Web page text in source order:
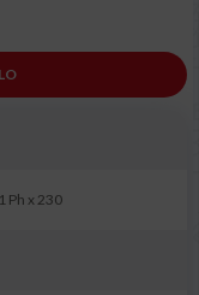
Ph x 230